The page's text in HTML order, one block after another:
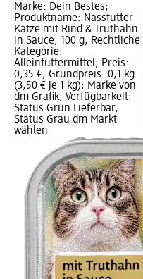
Marke: Dein Bestes;
Produktname: Nassfutter
Katze mit Rind & Truthahn
in Sauce, 100 g; Rechtliche
Kategorie:
Alleinfuttermittel; Preis:
0,35 €; Grundpreis: 0,1 kg
(3,50 € je 1 kg); Marke von
dm Grafik; Verfügbarkeit:
Status Grün Lieferbar,
Status Grau dm Markt
wählen